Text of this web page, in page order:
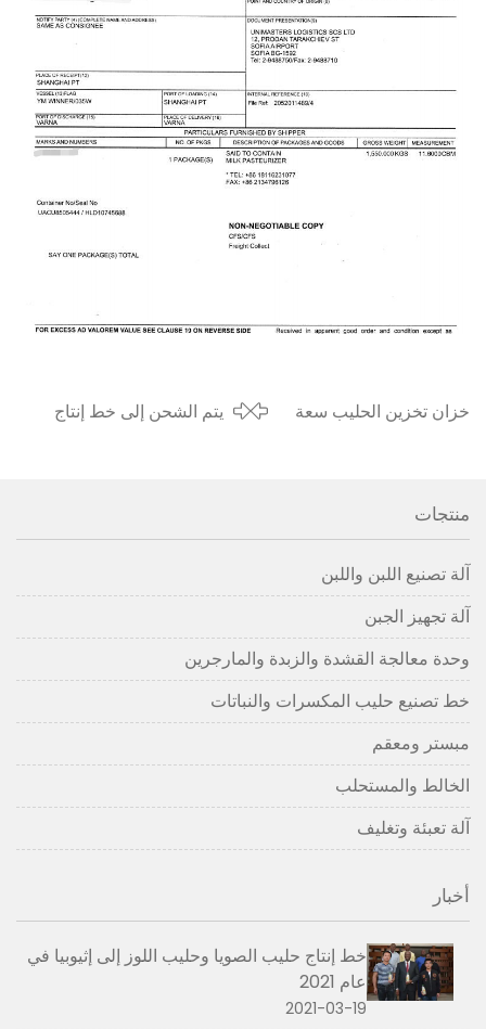
خزان تخزين الحليب سعة
يتم الشحن إلى خط إنتاج
منتجات
آلة تصنيع اللبن واللبن
آلة تجهيز الجبن
وحدة معالجة القشدة والزبدة والمارجرين
خط تصنيع حليب المكسرات والنباتات
مبستر ومعقم
الخالط والمستحلب
آلة تعبئة وتغليف
أخبار
خط إنتاج حليب الصويا وحليب اللوز إلى إثيوبيا في
عام 2021
2021-03-19